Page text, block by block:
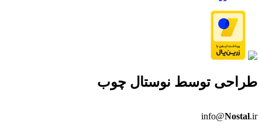
طراحی توسط نوستال چوب
info@Nostal.ir